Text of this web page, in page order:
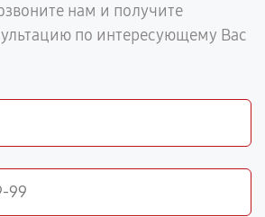
нам и получите
по интересующему Вас